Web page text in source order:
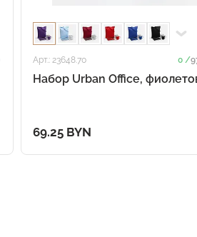
Арт.: 23648.70 0 /
Набор Urban Office,
69.25 BYN